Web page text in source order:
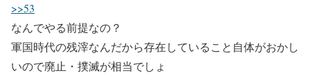
>>53
なんでやる前提なの？
軍国時代の残滓なんだから存在していること自体がおかし
いので廃止・撲滅が相当でしょ